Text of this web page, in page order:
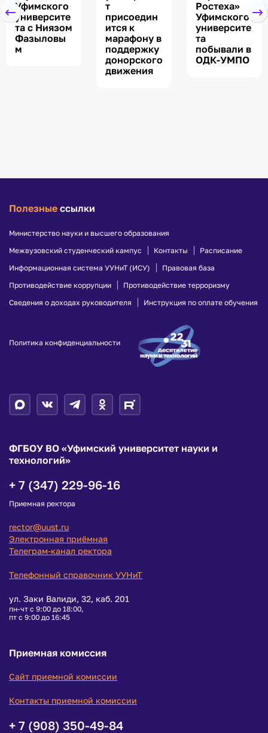
Уфимского
университе
та с Ниязом
Фазыловы
м
т
присоедин
ится к
марафону в
поддержку
донорского
движения
Ростеха»
Уфимского
университе
та
побывали в
ОДК-УМПО
Полезные ссылки
Министерство науки и высшего образования
Межвузовский студенческий кампус
Контакты
Расписание
Информационная система УУНиТ (ИСУ)
Правовая база
Противодействие коррупции
Противодействие терроризму
Сведения о доходах руководителя
Инструкция по оплате обучения
Политика конфиденциальности
ФГБОУ ВО «Уфимский университет науки и
технологий»
+ 7 (347) 229-96-16
Приемная ректора
rector@uust.ru
Электронная приёмная
Телеграм-канал ректора
Телефонный справочник УУНиТ
ул. Заки Валиди, 32, каб. 201
пн-чт с 9:00 до 18:00,
пт с 9:00 до 16:45
Приемная комиссия
Сайт приемной комиссии
Контакты приемной комиссии
+ 7 (908) 350-49-84